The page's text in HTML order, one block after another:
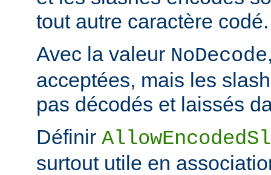
tout autre caractère codé.
Avec la valeur NoDecode
acceptées, mais les
pas décodés et laissés
Définir
surtout utile en